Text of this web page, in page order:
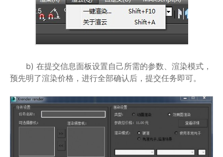
b) 在提交信息面板设置自己所需的参数、渲染模式，
预先明了渲染价格，进行全部确认后，提交任务即可。